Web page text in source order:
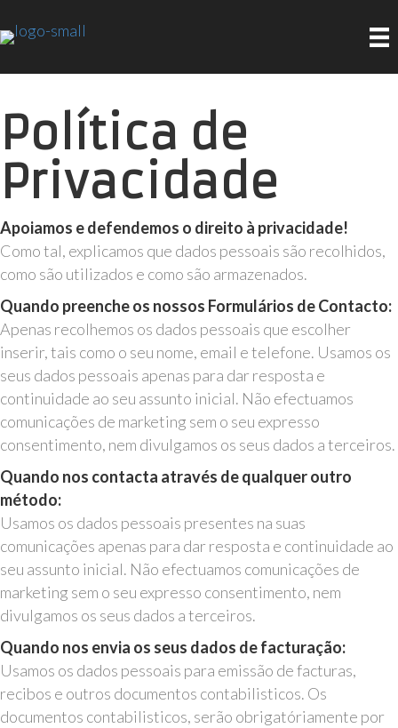
Política de
Privacidade
Apoiamos e defendemos o direito à privacidade!
Como tal, explicamos que dados pessoais são recolhidos,
como são utilizados e como são armazenados.
Quando preenche os nossos Formulários de Contacto:
Apenas recolhemos os dados pessoais que escolher
inserir, tais como o seu nome, email e telefone. Usamos os
seus dados pessoais apenas para dar resposta e
continuidade ao seu assunto inicial. Não efectuamos
comunicações de marketing sem o seu expresso
consentimento, nem divulgamos os seus dados a terceiros.
Quando nos contacta através de qualquer outro
método:
Usamos os dados pessoais presentes na suas
comunicações apenas para dar resposta e continuidade ao
seu assunto inicial. Não efectuamos comunicações de
marketing sem o seu expresso consentimento, nem
divulgamos os seus dados a terceiros.
Quando nos envia os seus dados de facturação:
Usamos os dados pessoais para emissão de facturas,
recibos e outros documentos contabilisticos. Os
documentos contabilisticos, serão obrigatóriamente por